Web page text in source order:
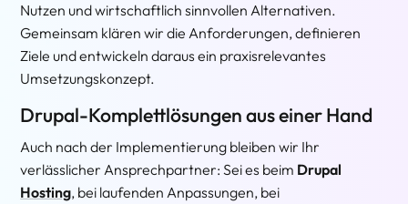
Nutzen und wirtschaftlich sinnvollen Alternativen.
Gemeinsam klären wir die Anforderungen, definieren
Ziele und entwickeln daraus ein praxisrelevantes
Umsetzungskonzept.
Drupal-Komplettlösungen aus einer Hand
Auch nach der Implementierung bleiben wir Ihr
verlässlicher Ansprechpartner: Sei es beim Drupal
Hosting, bei laufenden Anpassungen, bei